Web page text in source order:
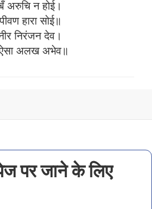
अरुचि न होई।
हारा सोई॥
निरंजन देव।
ऐसा अलख अभेव॥
पर जाने के लिए